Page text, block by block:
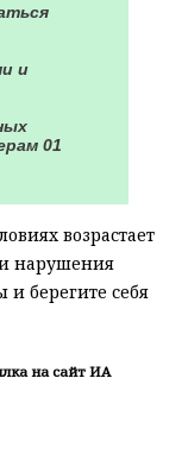
и
01
возрастает
нарушения
и берегите себя
на сайт ИА